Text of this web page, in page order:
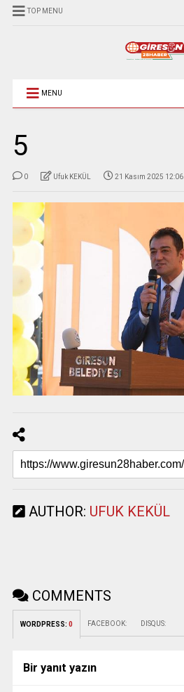
TOP MENU
MENU
5
0 Ufuk KEKÜL 21 Kasım 2025 12:06
AUTHOR: UFUK KEKÜL
COMMENTS
WORDPRESS: 0 FACEBOOK: DISQUS:
Bir yanıt yazın